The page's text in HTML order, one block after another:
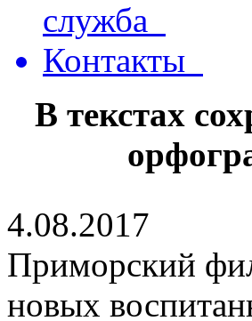
служба
Контакты
В текстах
4.08.2017
Приморский
новых